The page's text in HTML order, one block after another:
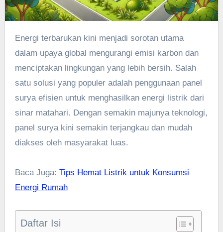
Energi terbarukan kini menjadi sorotan utama
dalam upaya global mengurangi emisi karbon dan
menciptakan lingkungan yang lebih bersih. Salah
satu solusi yang populer adalah penggunaan panel
surya efisien untuk menghasilkan energi listrik dari
sinar matahari. Dengan semakin majunya teknologi,
panel surya kini semakin terjangkau dan mudah
diakses oleh masyarakat luas.
Baca Juga: Tips Hemat Listrik untuk Konsumsi
Energi Rumah
Daftar Isi